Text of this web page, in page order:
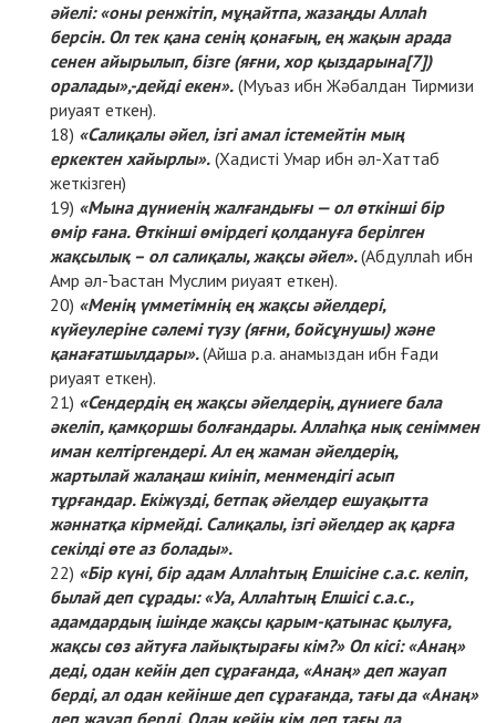
әйелі: «оны ренжітіп, мұңайтпа, жазаңды Аллаһ
берсін. Ол тек қана сенің қонағың, ең жақын арада
сенен айырылып, бізге (яғни, хор қыздарына[7])
оралады»,-дейді екен». (Муъаз ибн Жәбалдан Тирмизи
риуаят еткен).
«Салиқалы әйел, ізгі амал істемейтін мың
еркектен хайырлы». (Хадисті Умар ибн әл-Хаттаб
жеткізген)
«Мына дүниенің жалғандығы — ол өткінші бір
өмір ғана. Өткінші өмірдегі қолдануға берілген
жақсылық – ол салиқалы, жақсы әйел».(Абдуллаһ ибн
Амр әл-Ъастан Муслим риуаят еткен).
«Менің үмметімнің ең жақсы әйелдері,
күйеулеріне сәлемі түзу (яғни, бойсұнушы) және
қанағатшылдары».(Айша р.а. анамыздан ибн Ғади
риуаят еткен).
«Сендердің ең жақсы әйелдерің, дүниеге бала
әкеліп, қамқоршы болғандары. Аллаһқа нық сеніммен
иман келтіргендері. Ал ең жаман әйелдерің,
жартылай жалаңаш киініп, менмендігі асып
тұрғандар. Екіжүзді, бетпақ әйелдер ешуақытта
жәннатқа кірмейді. Салиқалы, ізгі әйелдер ақ қарға
секілді өте аз болады».
«Бір күні, бір адам Аллаһтың Елшісіне с.а.с. келіп,
былай деп сұрады: «Уа, Аллаһтың Елшісі с.а.с.,
адамдардың ішінде жақсы қарым-қатынас қылуға,
жақсы сөз айтуға лайықтырағы кім?» Ол кісі: «Анаң»
деді, одан кейін деп сұрағанда, «Анаң» деп жауап
берді, ал одан кейінше деп сұрағанда, тағы да «Анаң»
деп жауап берді. Одан кейін кім деп тағы да